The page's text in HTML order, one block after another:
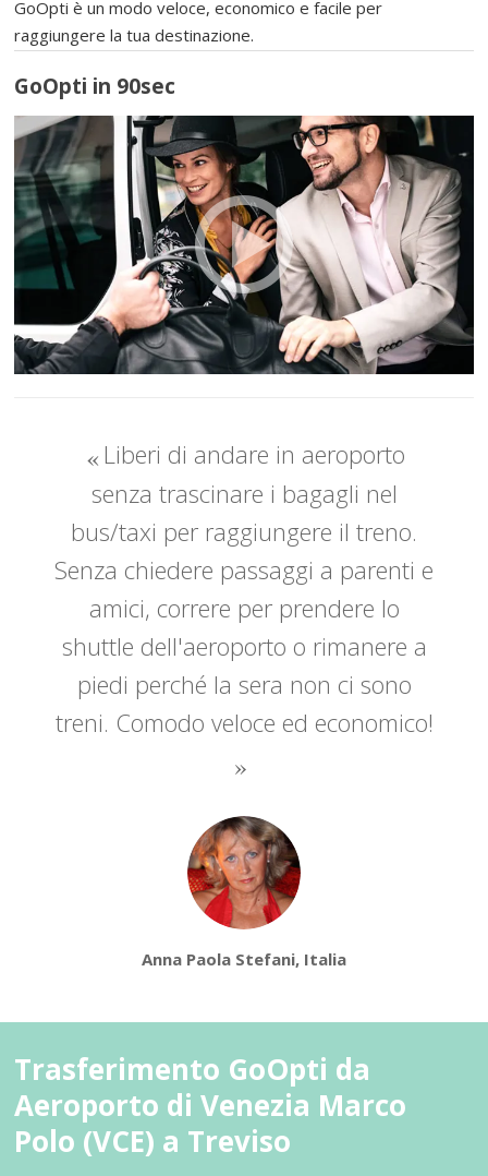
GoOpti è un modo veloce, economico e facile per
raggiungere la tua destinazione.
GoOpti in 90sec
Liberi di andare in aeroporto
senza trascinare i bagagli nel
bus/taxi per raggiungere il treno.
Senza chiedere passaggi a parenti e
amici, correre per prendere lo
shuttle dell'aeroporto o rimanere a
piedi perché la sera non ci sono
treni. Comodo veloce ed economico!
Anna Paola Stefani, Italia
Trasferimento GoOpti da
Aeroporto di Venezia Marco
Polo (VCE) a Treviso